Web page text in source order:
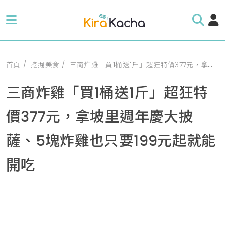
首頁 挖掘美食 三商炸雞「買1桶送1斤」超狂特價377元，拿坡里週年慶大披薩、5塊炸雞也只要199元起就能開吃
三商炸雞「買1桶送1斤」超狂特
價377元，拿坡里週年慶大披
薩、5塊炸雞也只要199元起就能
開吃